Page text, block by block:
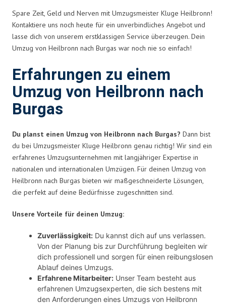
Spare Zeit, Geld und Nerven mit Umzugsmeister Kluge Heilbronn!
Kontaktiere uns noch heute für ein unverbindliches Angebot und
lasse dich von unserem erstklassigen Service überzeugen. Dein
Umzug von Heilbronn nach Burgas war noch nie so einfach!
Erfahrungen zu einem
Umzug von Heilbronn nach
Burgas
Du planst einen Umzug von Heilbronn nach Burgas? Dann bist
du bei Umzugsmeister Kluge Heilbronn genau richtig! Wir sind ein
erfahrenes Umzugsunternehmen mit langjähriger Expertise in
nationalen und internationalen Umzügen. Für deinen Umzug von
Heilbronn nach Burgas bieten wir maßgeschneiderte Lösungen,
die perfekt auf deine Bedürfnisse zugeschnitten sind.
Unsere Vorteile für deinen Umzug:
Zuverlässigkeit: Du kannst dich auf uns verlassen.
Von der Planung bis zur Durchführung begleiten wir
dich professionell und sorgen für einen reibungslosen
Ablauf deines Umzugs.
Erfahrene Mitarbeiter: Unser Team besteht aus
erfahrenen Umzugsexperten, die sich bestens mit
den Anforderungen eines Umzugs von Heilbronn